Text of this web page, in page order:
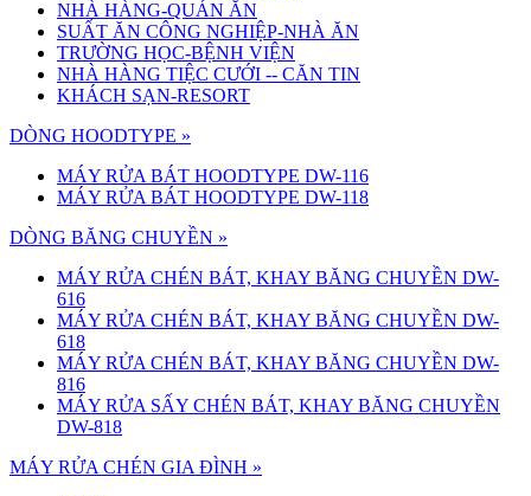
NHÀ HÀNG-QUÁN ĂN
SUẤT ĂN CÔNG NGHIỆP-NHÀ ĂN
TRƯỜNG HỌC-BỆNH VIỆN
NHÀ HÀNG TIỆC CƯỚI -- CĂN TIN
KHÁCH SẠN-RESORT
DÒNG HOODTYPE »
MÁY RỬA BÁT HOODTYPE DW-116
MÁY RỬA BÁT HOODTYPE DW-118
DÒNG BĂNG CHUYỀN »
MÁY RỬA CHÉN BÁT, KHAY BĂNG CHUYỀN DW-
616
MÁY RỬA CHÉN BÁT, KHAY BĂNG CHUYỀN DW-
618
MÁY RỬA CHÉN BÁT, KHAY BĂNG CHUYỀN DW-
816
MÁY RỬA SẤY CHÉN BÁT, KHAY BĂNG CHUYỀN
DW-818
MÁY RỬA CHÉN GIA ĐÌNH »